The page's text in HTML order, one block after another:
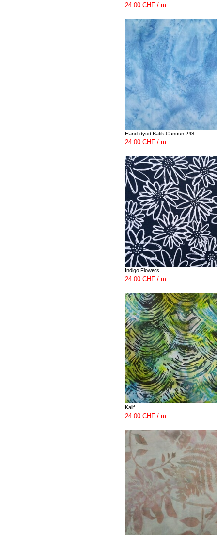
24.00 CHF / m
Hand-dyed Batik Cancun 248
24.00 CHF / m
Indigo Flowers
24.00 CHF / m
Kalif
24.00 CHF / m